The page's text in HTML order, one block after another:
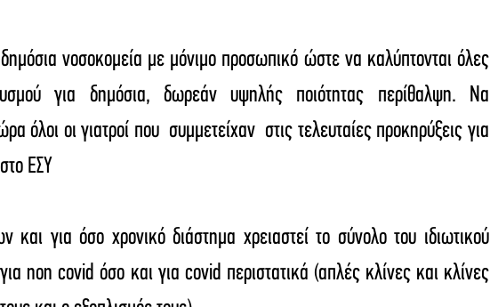
νοσοκομεία με μόνιμο προσωπικό ώστε να καλύπτονται όλες
για δημόσια, δωρεάν υψηλής ποιότητας περίθαλψη. Να
όλοι οι γιατροί που  συμμετείχαν  στις τελευταίες προκηρύξεις για
ΕΣΥ
και για όσο χρονικό διάστημα χρειαστεί το σύνολο του ιδιωτικού
non covid όσο και για covid περιστατικά (απλές κλίνες και κλίνες